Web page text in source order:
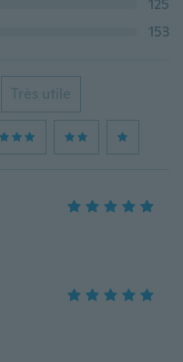
125
153
Très utile